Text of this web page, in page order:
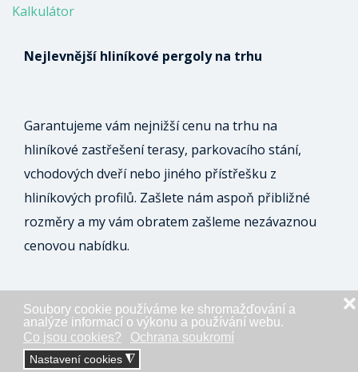
Soubory cookie používáme ke shromažďování a
analýze informací o výkonu a používání webu.
Co jsou cookies?
Ochrana soukromí
Nastavení cookies ◮
❌
Kalkulátor
Nejlevnější hliníkové pergoly na trhu
Garantujeme vám nejnižší cenu na trhu na
hliníkové zastřešení terasy, parkovacího stání,
vchodových dveří nebo jiného přístřešku z
hliníkových profilů. Zašlete nám aspoň přibližné
rozměry a my vám obratem zašleme nezávaznou
cenovou nabídku.
ODESLAT NEZÁVAZNOU POPTÁVKU